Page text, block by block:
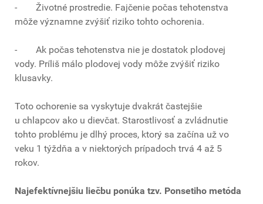
- Životné prostredie. Fajčenie počas tehotenstva
môže významne zvýšiť riziko tohto ochorenia.
- Ak počas tehotenstva nie je dostatok plodovej
vody. Príliš málo plodovej vody môže zvýšiť riziko
klusavky.
Toto ochorenie sa vyskytuje dvakrát častejšie
u chlapcov ako u dievčat. Starostlivosť a zvládnutie
tohto problému je dlhý proces, ktorý sa začína už vo
veku 1 týždňa a v niektorých prípadoch trvá 4 až 5
rokov.
Najefektívnejšiu liečbu ponúka tzv. Ponsetiho metóda